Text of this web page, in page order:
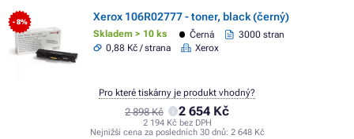
- 8% Xerox 106R02777 - toner, black (černý)
Skladem > 10 ks Černá
3000 stran
0,88 Kč / strana
Xerox
2 898 Kč 2 654 Kč
2 194 Kč bez DPH
Nejnižší cena za posledních 30 dnů: 2 648 Kč
Pro které tiskárny je produkt vhodný?